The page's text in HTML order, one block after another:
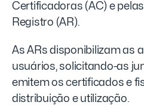
Certificadoras (AC) e
Registro (AR).
As ARs disponibilizam as
usuários, solicitando-as
emitem os certificados e
distribuição e utilização.